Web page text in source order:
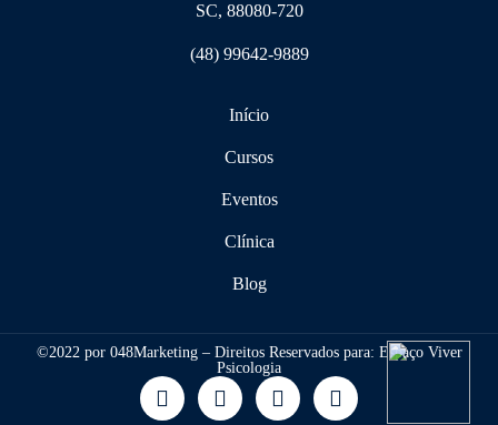
SC, 88080-720
(48) 99642-9889
Início
Cursos
Eventos
Clínica
Blog
©2022 por 048Marketing – Direitos Reservados para: Espaço Viver
Psicologia